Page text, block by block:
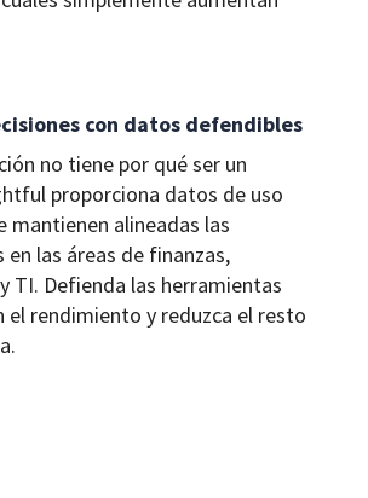
con datos defendibles
no tiene por qué ser un
proporciona datos de uso
mantienen alineadas las
en las áreas de finanzas,
TI. Defienda las herramientas
el rendimiento y reduzca el resto